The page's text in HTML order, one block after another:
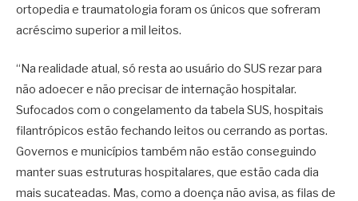
ortopedia e traumatologia foram os únicos que sofreram
acréscimo superior a mil leitos.
“Na realidade atual, só resta ao usuário do SUS rezar para
não adoecer e não precisar de internação hospitalar.
Sufocados com o congelamento da tabela SUS, hospitais
filantrópicos estão fechando leitos ou cerrando as portas.
Governos e municípios também não estão conseguindo
manter suas estruturas hospitalares, que estão cada dia
mais sucateadas. Mas, como a doença não avisa, as filas de